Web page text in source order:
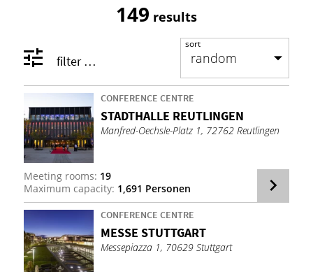
filter …
149 results
sort
CONFERENCE CENTRE
STADTHALLE RE­UT­LINGEN
Manfred-Oechsle-Platz 1, 72762 Reutlingen
Meeting rooms: 19
Maximum capacity: 1,691 Personen
CONFERENCE CENTRE
MESSE STUT­TGART
Messepiazza 1, 70629 Stuttgart